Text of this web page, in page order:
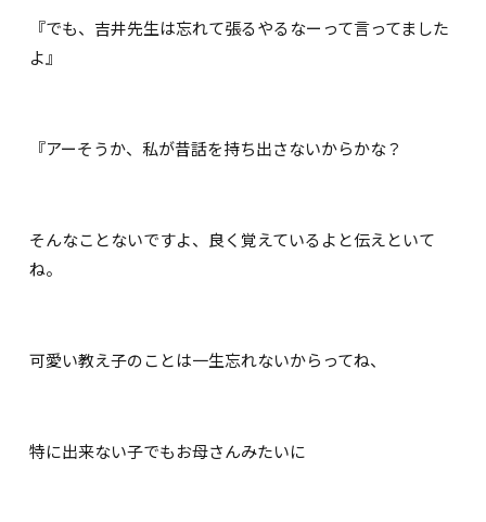
『でも、吉井先生は忘れて張るやるなーって言ってました
よ』
『アーそうか、私が昔話を持ち出さないからかな？
そんなことないですよ、良く覚えているよと伝えといて
ね。
可愛い教え子のことは一生忘れないからってね、
特に出来ない子でもお母さんみたいに